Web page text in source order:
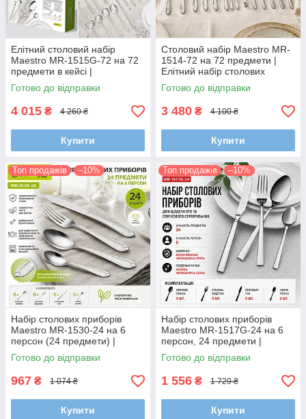
Елітний столовий набір
Maestro MR-1515G-72 на 72
предмети в кейсі |
Позолочені столові прибори |
Набір приборів люкс
Готово до відправки
4 015 ₴ 4 260 ₴
Купити
Столовий набір Maestro MR-
1514-72 на 72 предмети |
Елітний набір столових
приборів Maestro | Столові
прибори в кейсі
Готово до відправки
3 480 ₴ 4 100 ₴
Купити
Топ продажів –10%
Набір столових приборів
Maestro MR-1530-24 на 6
персон (24 предмети) |
Нержавіюча сталь, комплект
ложок, виделок і ножів
Готово до відправки
967 ₴ 1 074 ₴
Купити
Топ продажів –10%
Набір столових приборів
Maestro MR-1517G-24 на 6
персон, 24 предмети |
Нержавіюча сталь
Готово до відправки
1 556 ₴ 1 729 ₴
Купити